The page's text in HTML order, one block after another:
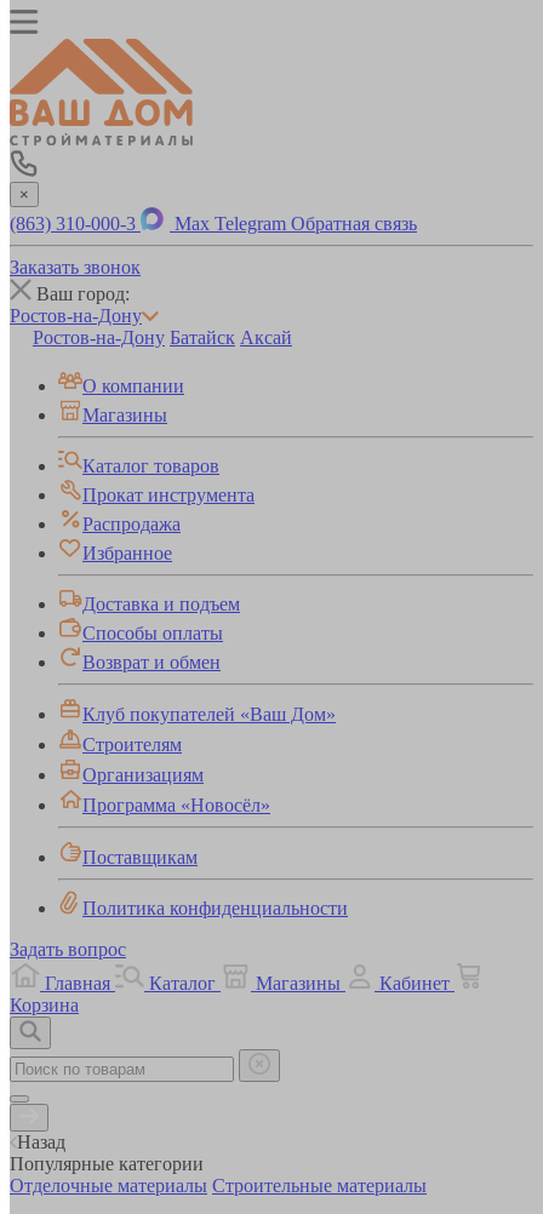
×
(863) 310-000-3 Max Telegram Обратная связь
Заказать звонок
Ваш город:
Ростов-на-Дону
Ростов-на-Дону Батайск Аксай
О компании
Магазины
Каталог товаров
Прокат инструмента
Распродажа
Избранное
Доставка и подъем
Способы оплаты
Возврат и обмен
Клуб покупателей «Ваш Дом»
Строителям
Организациям
Программа «Новосёл»
Поставщикам
Политика конфиденциальности
Задать вопрос
Главная
Каталог Магазины
Кабинет
Корзина
Назад
Популярные категории
Отделочные материалы Строительные материалы